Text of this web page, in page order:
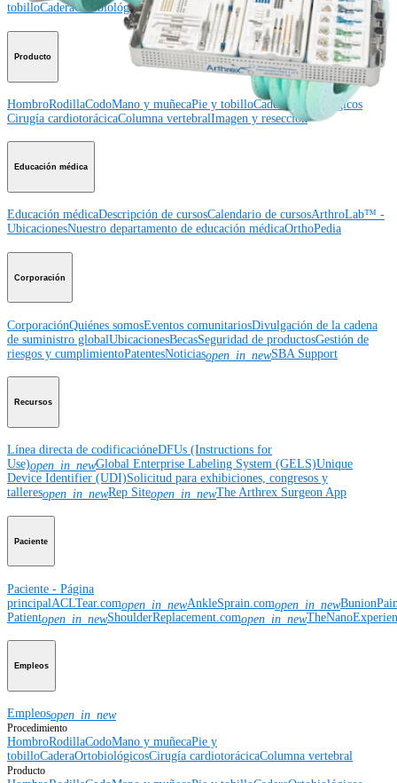
tobilloCaderaOrtobiológicosCirugía cardiotorácicaColumna vertebral
Producto
HombroRodillaCodoMano y muñecaPie y tobilloCaderaOrtobiológicos
Cirugía cardiotorácicaColumna vertebralImagen y resección
Educación médica
Educación médicaDescripción de cursosCalendario de cursosArthroLab™ -
UbicacionesNuestro departamento de educación médicaOrthoPedia
Corporación
CorporaciónQuiénes somosEventos comunitariosDivulgación de la cadena
de suministro globalUbicacionesBecasSeguridad de productosGestión de
riesgos y cumplimientoPatentesNoticiasopen_in_newSBA Support
Recursos
Línea directa de codificacióneDFUs (Instructions for
Use)open_in_newGlobal Enterprise Labeling System (GELS)Unique
Device Identifier (UDI)Solicitud para exhibiciones, congresos y
talleresopen_in_newRep Siteopen_in_newThe Arthrex Surgeon App
Paciente
Paciente - Página
principal ACLTear.comopen_in_newAnkleSprain.comopen_in_new
Patientopen_in_newShoulderReplacement.comopen_in_new
Empleos
Empleosopen_in_new
Procedimiento
HombroRodillaCodoMano y muñecaPie y
tobilloCaderaOrtobiológicosCirugía cardiotorácicaColumna vertebral
Producto